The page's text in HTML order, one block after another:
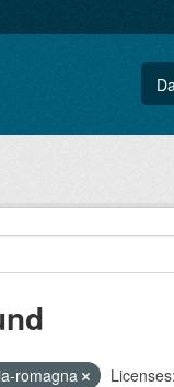
romagna
Licenses: